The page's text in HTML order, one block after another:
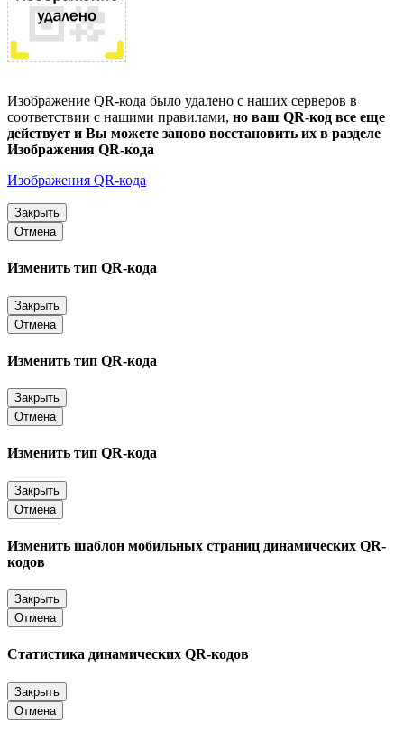
Изображение QR-кода было удалено с наших серверов в
соответствии с нашими правилами, но ваш QR-код все еще
действует и Вы можете заново восстановить их в разделе
Изображения QR-кода
Изображения QR-кода
Закрыть
Отмена
Изменить тип QR-кода
Закрыть
Отмена
Изменить тип QR-кода
Закрыть
Отмена
Изменить тип QR-кода
Закрыть
Отмена
Изменить шаблон мобильных страниц динамических QR-
кодов
Закрыть
Отмена
Статистика динамических QR-кодов
Закрыть
Отмена